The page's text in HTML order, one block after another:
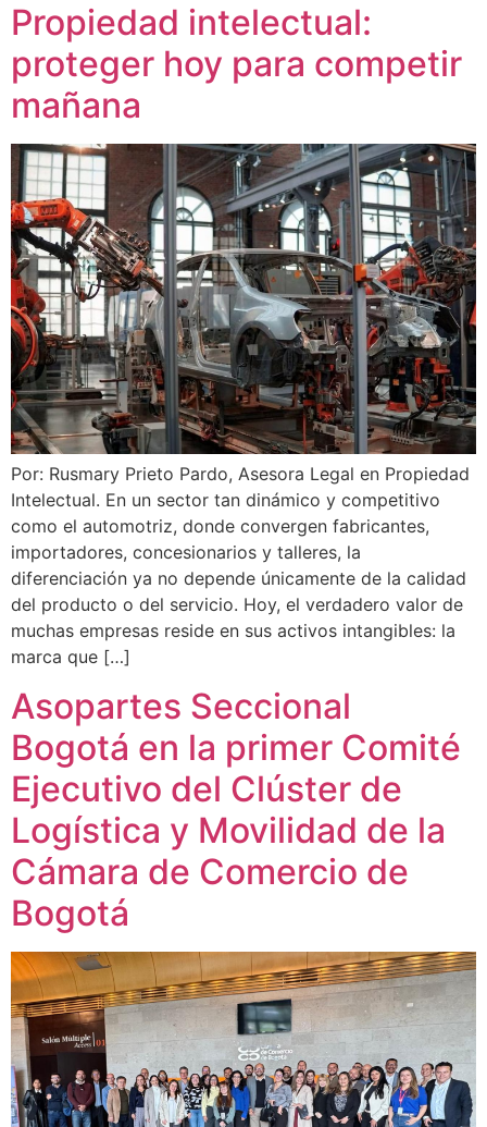
Propiedad intelectual:
proteger hoy para competir
mañana
Por: Rusmary Prieto Pardo, Asesora Legal en Propiedad
Intelectual. En un sector tan dinámico y competitivo
como el automotriz, donde convergen fabricantes,
importadores, concesionarios y talleres, la
diferenciación ya no depende únicamente de la calidad
del producto o del servicio. Hoy, el verdadero valor de
muchas empresas reside en sus activos intangibles: la
marca que […]
Asopartes Seccional
Bogotá en la primer Comité
Ejecutivo del Clúster de
Logística y Movilidad de la
Cámara de Comercio de
Bogotá